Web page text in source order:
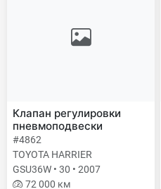
Клапан регулировки
пневмоподвески
#4862
TOYOTA HARRIER
GSU36W • 30 • 2007
72 000 км